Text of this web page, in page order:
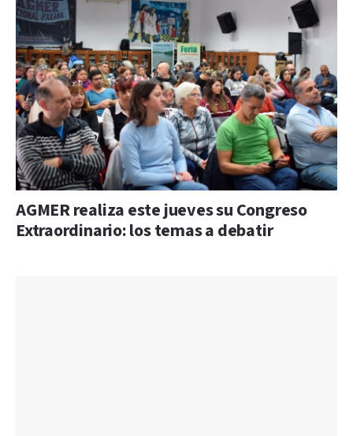
AGMER realiza este jueves su Congreso
Extraordinario: los temas a debatir